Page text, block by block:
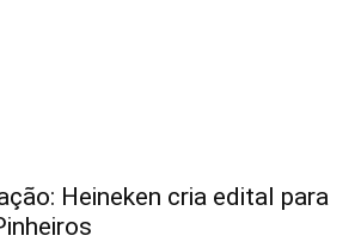
Heineken cria edital para